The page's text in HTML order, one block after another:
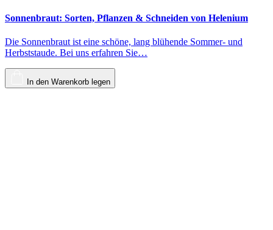
Sonnenbraut: Sorten, Pflanzen & Schneiden von Helenium
Die Sonnenbraut ist eine schöne, lang blühende Sommer- und
Herbststaude. Bei uns erfahren Sie…
In den Warenkorb legen